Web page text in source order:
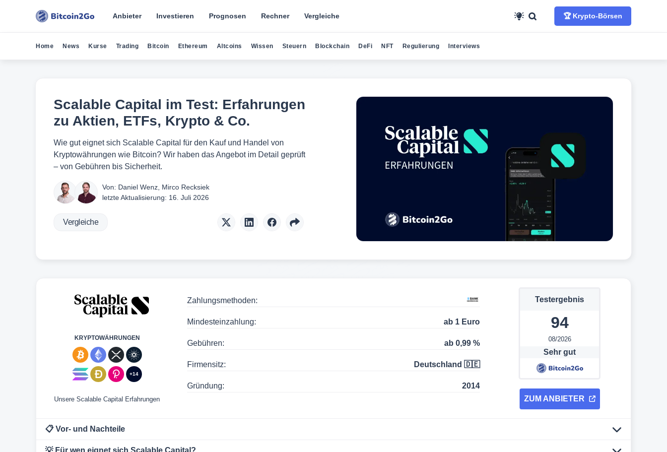
Anbieter Investieren Prognosen Rechner Vergleiche 🏆 Krypto-Börsen
Home News Kurse Trading Bitcoin Ethereum Altcoins Wissen Steuern Blockchain DeFi NFT Regulierung Interviews
Scalable Capital im Test: Erfahrungen
zu Aktien, ETFs, Krypto & Co.
Wie gut eignet sich Scalable Capital für den Kauf und Handel von
Kryptowährungen wie Bitcoin? Wir haben das Angebot im Detail geprüft
– von Gebühren bis Sicherheit.
Von: Daniel Wenz Mirco Recksiek
letzte Aktualisierung: 16. Juli 2026
Vergleiche
KRYPTOWÄHRUNGEN
+14
Unsere Scalable Capital Erfahrungen
Zahlungsmethoden:
Mindesteinzahlung: ab 1 Euro
Gebühren: ab 0,99 %
Firmensitz: Deutschland 🇩🇪
Gründung: 2014
Testergebnis
94
08/2026
Sehr gut
ZUM ANBIETER
📋 Vor- und Nachteile
💡 Für wen eignet sich Scalable Capital?